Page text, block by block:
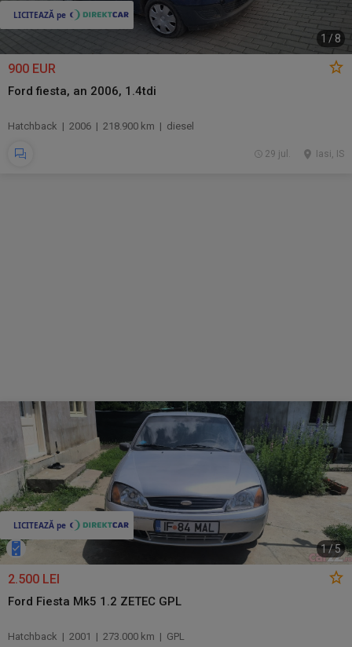
1 /8
900 EUR
Ford fiesta, an 2006, 1.4tdi
Hatchback | 2006 | 218.900 km | diesel
Iasi, IS
29 jul.
1/5
2.500 LEI
Ford Fiesta Mk5 1.2 ZETEC GPL
Hatchback | 2001 | 273.000 km | GPL